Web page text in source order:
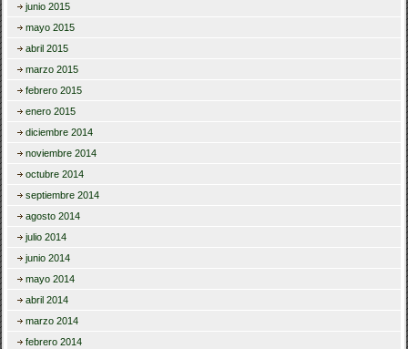
junio 2015
mayo 2015
abril 2015
marzo 2015
febrero 2015
enero 2015
diciembre 2014
noviembre 2014
octubre 2014
septiembre 2014
agosto 2014
julio 2014
junio 2014
mayo 2014
abril 2014
marzo 2014
febrero 2014